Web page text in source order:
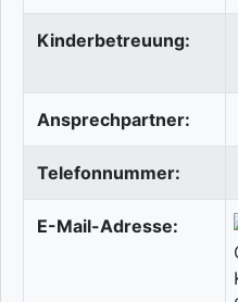
Kinderbetreuung:
Ansprechpartner:
Telefonnummer:
E-Mail-Adresse: